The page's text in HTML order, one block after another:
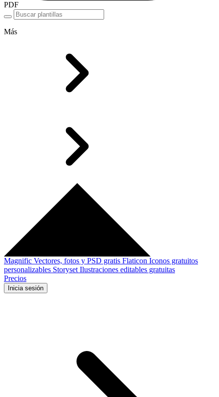
PDF
Más
Magnific Vectores, fotos y PSD gratis Flaticon Iconos gratuitos
personalizables Storyset Ilustraciones editables gratuitas
Precios
Inicia sesión